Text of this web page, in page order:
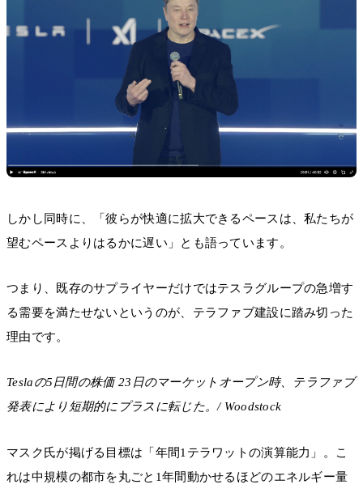
しかし同時に、「彼らが快適に拡大できるペースは、私たちが
望むペースよりはるかに遅い」とも語っています。
つまり、既存のサプライヤーだけではテスラグループの急増す
る需要を満たせないというのが、テラファブ建設に踏み切った
理由です。
Teslaの5日間の株価 23日のマーケットオープン時、テラファブ
発表により短期的にプラスに転じた。/ Woodstock
マスク氏が掲げる目標は「年間1テラワットの演算能力」。こ
れは中規模の都市を丸ごと1年間動かせるほどのエネルギー量